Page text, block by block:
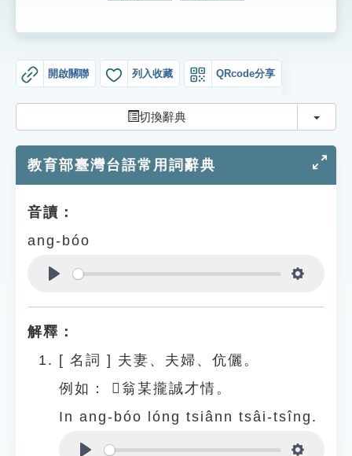
生字詞彙表
知識索引
遊戲專區
貓頭鷹博士
開啟關聯 列入收藏 QRcode分享
切換辭典 切換
教育部臺灣台語常用詞辭典
音讀：
ang-bóo
解釋：
[ 名詞 ] 夫妻、夫婦、伉儷。
例如：
𪜶翁某攏誠才情。
In ang-bóo lóng tsiânn tsâi-tsîng.